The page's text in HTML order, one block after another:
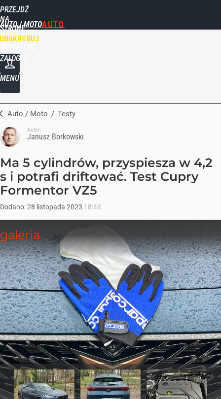
PRZEJDŹ
NA
STRONĘ
GŁÓWNĄ
AUTO / MOTO
ZALOGUJ
MENU
Auto / Moto / Testy
Autor:
Janusz Borkowski
Ma 5 cylindrów, przyspiesza w 4,2
s i potrafi driftować. Test Cupry
Formentor VZ5
Dodano:28 listopada 2023 18:44